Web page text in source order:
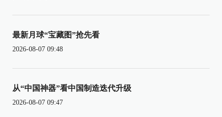
最新月球“宝藏图”抢先看
2026-08-07 09:48
从“中国神器”看中国制造迭代升级
2026-08-07 09:47